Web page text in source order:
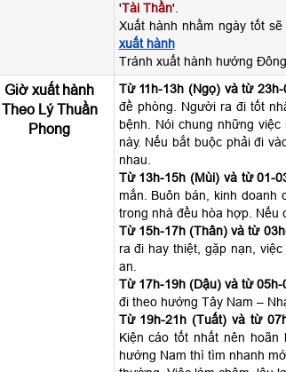
'Tài Thần'.
Xuất hành nhằm ngày tốt
xuất hành
Tránh xuất hành hướng
Giờ xuất hành
Theo Lý Thuần
Phong
Từ 11h-13h (Ngọ) và từ
đề phòng. Người ra đi tốt
bệnh. Nói chung những
này. Nếu bắt buộc phải đi
nhau.
Từ 13h-15h (Mùi) và từ 01-
mắn. Buôn bán, kinh
trong nhà đều hòa hợp. Nếu
Từ 15h-17h (Thân) và từ
ra đi hay thiệt, gặp nạn,
an.
Từ 17h-19h (Dậu) và từ 05h-
đi theo hướng Tây Nam –
Từ 19h-21h (Tuất) và từ
Kiện cáo tốt nhất nên
hướng Nam thì tìm nhanh